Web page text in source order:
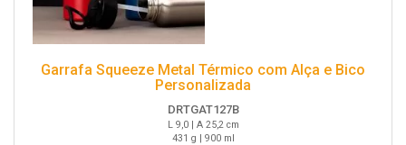
Garrafa Squeeze Metal Térmico com Alça e Bico
Personalizada
DRTGAT127B
L 9,0 | A 25,2 cm
431 g | 900 ml